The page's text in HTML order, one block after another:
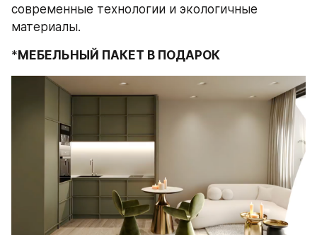
современные технологии и экологичные
материалы.
* МЕБЕЛЬНЫЙ ПАКЕТ В ПОДАРОК